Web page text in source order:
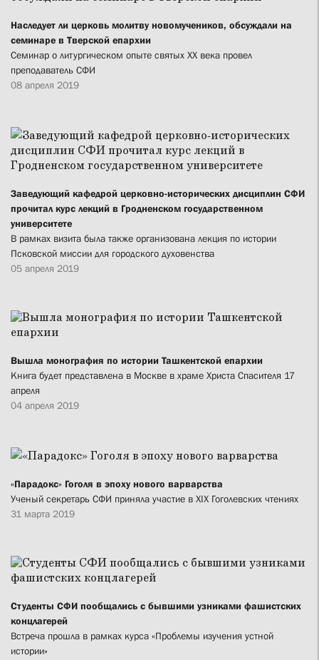
Наследует ли церковь молитву новомучеников, обсуждали на
семинаре в Тверской епархии
Семинар о литургическом опыте святых XX века провел
преподаватель СФИ
08 апреля 2019
Заведующий кафедрой церковно-исторических дисциплин СФИ
прочитал курс лекций в Гродненском государственном
университете
В рамках визита была также организована лекция по истории
Псковской миссии для городского духовенства
05 апреля 2019
Вышла монография по истории Ташкентской епархии
Книга будет представлена в Москве в храме Христа Спасителя 17
апреля
04 апреля 2019
«Парадокс» Гоголя в эпоху нового варварства
Ученый секретарь СФИ приняла участие в XIX Гоголевских чтениях
31 марта 2019
Студенты СФИ пообщались с бывшими узниками фашистских
концлагерей
Встреча прошла в рамках курса «Проблемы изучения устной
истории»